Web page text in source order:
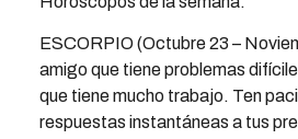
ESCORPIO (Octubre 23 –
amigo que tiene problemas
que tiene mucho trabajo. Ten
respuestas instantáneas a tus